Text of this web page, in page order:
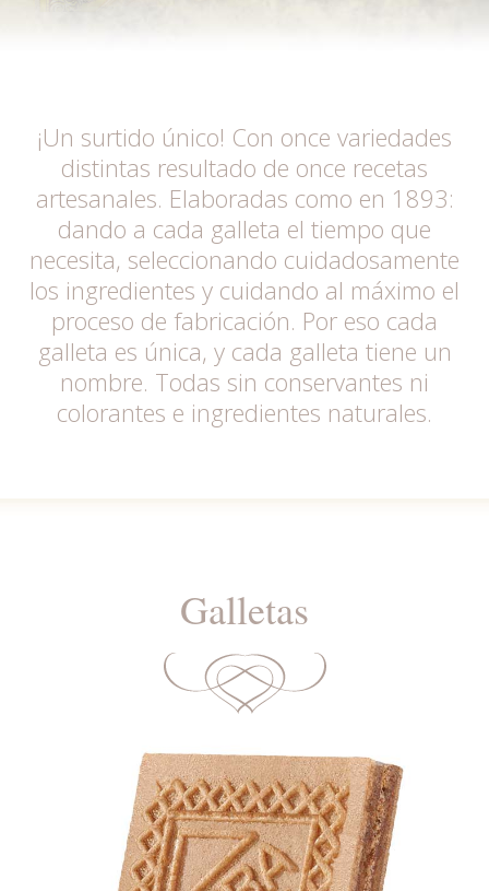
¡Un surtido único! Con once variedades
distintas resultado de once recetas
artesanales. Elaboradas como en 1893:
dando a cada galleta el tiempo que
necesita, seleccionando cuidadosamente
los ingredientes y cuidando al máximo el
proceso de fabricación. Por eso cada
galleta es única, y cada galleta tiene un
nombre. Todas sin conservantes ni
colorantes e ingredientes naturales.
Galletas